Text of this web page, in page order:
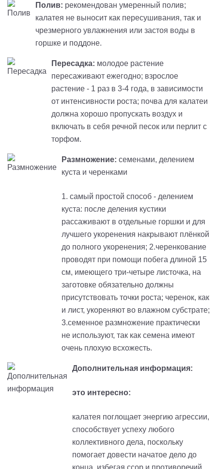
Полив: рекомендован умеренный полив;
калатея не выносит как пересушивания, так и
чрезмерного увлажнения или застоя воды в
горшке и поддоне.
Пересадка: молодое растение
пересаживают ежегодно; взрослое
растение - 1 раз в 3-4 года, в зависимости
от интенсивности роста; почва для калатеи
должна хорошо пропускать воздух и
включать в себя речной песок или перлит с
торфом.
Размножение: семенами, делением
куста и черенками
1. самый простой способ - делением
куста: после деления кустики
рассаживают в отдельные горшки и для
лучшего укоренения накрывают плёнкой
до полного укоренения; 2.черенкование
проводят при помощи побега длиной 15
см, имеющего три-четыре листочка, на
заготовке обязательно должны
присутствовать точки роста; черенок, как
и лист, укореняют во влажном субстрате;
3.семенное размножение практически
не используют, так как семена имеют
очень плохую всхожесть.
Дополнительная информация:
это интересно:
калатея поглощает энергию агрессии,
способствует успеху любого
коллективного дела, поскольку
помогает довести начатое дело до
конца, избегая ссор и противоречий.